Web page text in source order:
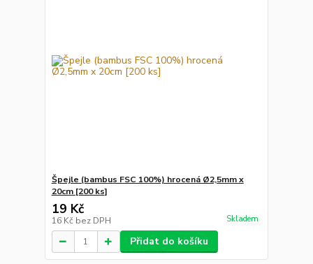
Špejle (bambus FSC 100%) hrocená Ø2,5mm x
20cm [200 ks]
19 Kč
16 Kč bez DPH Skladem
Přidat do košíku